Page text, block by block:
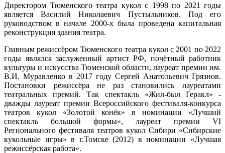
Директором Тюменского театра кукол с 1998 по 2021 годы
является Василий Николаевич Пустыльников. Под его
руководством в начале 2000-х была проведена капитальная
реконструкция здания театра.
Главным режиссёром Тюменского театра кукол с 2001 по 2022
годы являлся заслуженный артист РФ, почётный работник
культуры и искусства Тюменской области, лауреат премии им.
В.И. Муравленко в 2017 году Сергей Анатольевич Грязнов.
Постановки режиссёра не раз становились лауреатами
театральных премий. Так спектакль «Жил-был Геракл» -
дважды лауреат премии Всероссийского фестиваля-конкурса
театров кукол «Золотой конёк» в номинации «Лучший
спектакль большой формы», лауреат премии VI
Регионального фестиваля театров кукол Сибири «Сибирские
кукольные игры» в г.Томске (2012) в номинации «Лучшая
режиссёрская работа».